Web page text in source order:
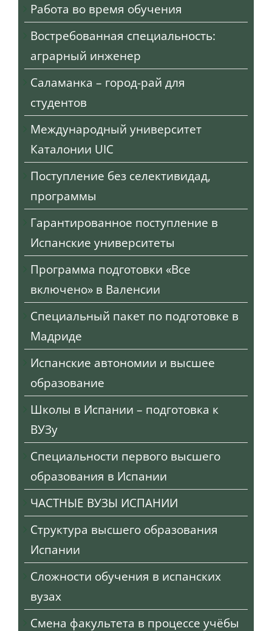
Работа во время обучения
Востребованная специальность:
аграрный инженер
Саламанка – город-рай для
студентов
Международный университет
Каталонии UIC
Поступление без селективидад,
программы
Гарантированное поступление в
Испанские университеты
Программа подготовки «Все
включено» в Валенсии
Специальный пакет по подготовке в
Мадриде
Испанские автономии и высшее
образование
Школы в Испании – подготовка к
ВУЗу
Специальности первого высшего
образования в Испании
ЧАСТНЫЕ ВУЗЫ ИСПАНИИ
Структура высшего образования
Испании
Сложности обучения в испанских
вузах
Смена факультета в процессе учёбы